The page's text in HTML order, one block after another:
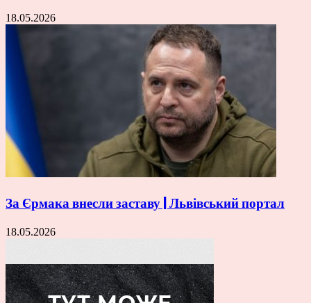
18.05.2026
За Єрмака внесли заставу | Львівський портал
18.05.2026